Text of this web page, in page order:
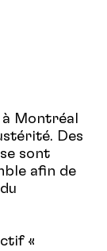
Montréal
Des
sont
afin de
«